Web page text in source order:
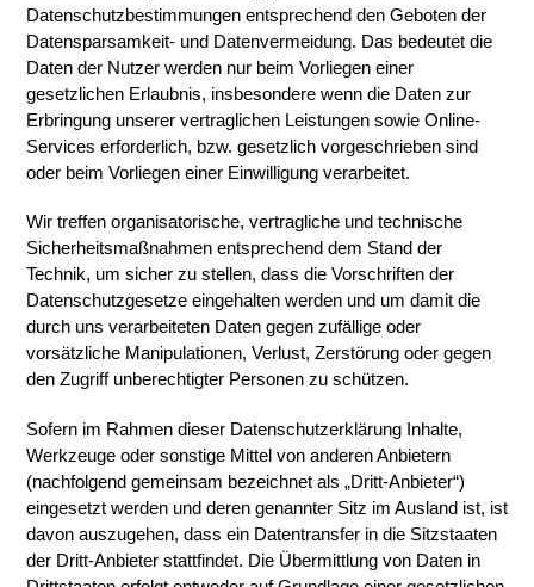
Datenschutzbestimmungen entsprechend den Geboten der
Datensparsamkeit- und Datenvermeidung. Das bedeutet die
Daten der Nutzer werden nur beim Vorliegen einer
gesetzlichen Erlaubnis, insbesondere wenn die Daten zur
Erbringung unserer vertraglichen Leistungen sowie Online-
Services erforderlich, bzw. gesetzlich vorgeschrieben sind
oder beim Vorliegen einer Einwilligung verarbeitet.
Wir treffen organisatorische, vertragliche und technische
Sicherheitsmaßnahmen entsprechend dem Stand der
Technik, um sicher zu stellen, dass die Vorschriften der
Datenschutzgesetze eingehalten werden und um damit die
durch uns verarbeiteten Daten gegen zufällige oder
vorsätzliche Manipulationen, Verlust, Zerstörung oder gegen
den Zugriff unberechtigter Personen zu schützen.
Sofern im Rahmen dieser Datenschutzerklärung Inhalte,
Werkzeuge oder sonstige Mittel von anderen Anbietern
(nachfolgend gemeinsam bezeichnet als „Dritt-Anbieter“)
eingesetzt werden und deren genannter Sitz im Ausland ist, ist
davon auszugehen, dass ein Datentransfer in die Sitzstaaten
der Dritt-Anbieter stattfindet. Die Übermittlung von Daten in